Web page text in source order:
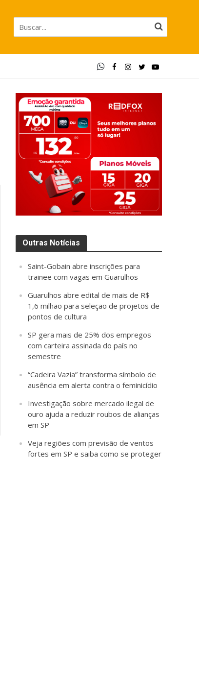
Outras Notícias
Saint-Gobain abre inscrições para
trainee com vagas em Guarulhos
Guarulhos abre edital de mais de R$
1,6 milhão para seleção de projetos de
pontos de cultura
SP gera mais de 25% dos empregos
com carteira assinada do país no
semestre
“Cadeira Vazia” transforma símbolo de
ausência em alerta contra o feminicídio
Investigação sobre mercado ilegal de
ouro ajuda a reduzir roubos de alianças
em SP
Veja regiões com previsão de ventos
fortes em SP e saiba como se proteger